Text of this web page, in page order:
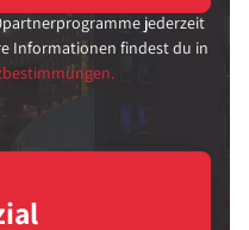
jederzeit
Informationen findest du in